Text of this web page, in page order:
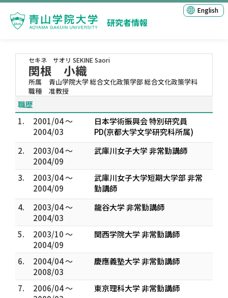
研究者情報
English
セキネ サオリ SEKINE Saori
関根 小織
所属
青山学院大学 総合文化政策学部 総合文化政策学科
職種
准教授
職歴
1.
2001/04 ～
2004/03
日本学術振興会 特別研究員
PD(京都大学文学研究科所属)
2.
2003/04 ～
2004/09
武庫川女子大学 非常勤講師
3.
2003/04 ～
2004/09
武庫川女子大学短期大学部 非常
勤講師
4.
2003/04 ～
2004/03
龍谷大学 非常勤講師
5.
2003/10 ～
2004/09
関西学院大学 非常勤講師
6.
2004/04 ～
2008/03
慶應義塾大学 非常勤講師
7.
2006/04 ～
東京理科大学 非常勤講師